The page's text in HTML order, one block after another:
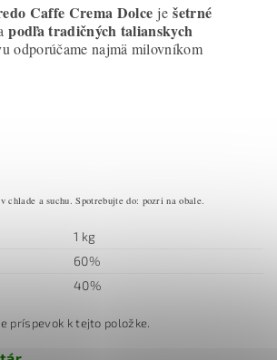
Caffe Crema Dolce je šetrné
podľa tradičných talianskych
odporúčame najmä milovníkom
chlade a suchu. Spotrebujte do: pozri na obale.
1 kg
60%
40%
príspevok k tejto položke.